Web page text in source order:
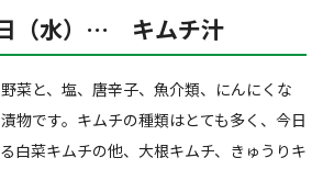
（水）… キムチ汁
菜と、塩、唐辛子、魚介類、にんにくな
物です。キムチの種類はとても多く、今日
白菜キムチの他、大根キムチ、きゅうりキ